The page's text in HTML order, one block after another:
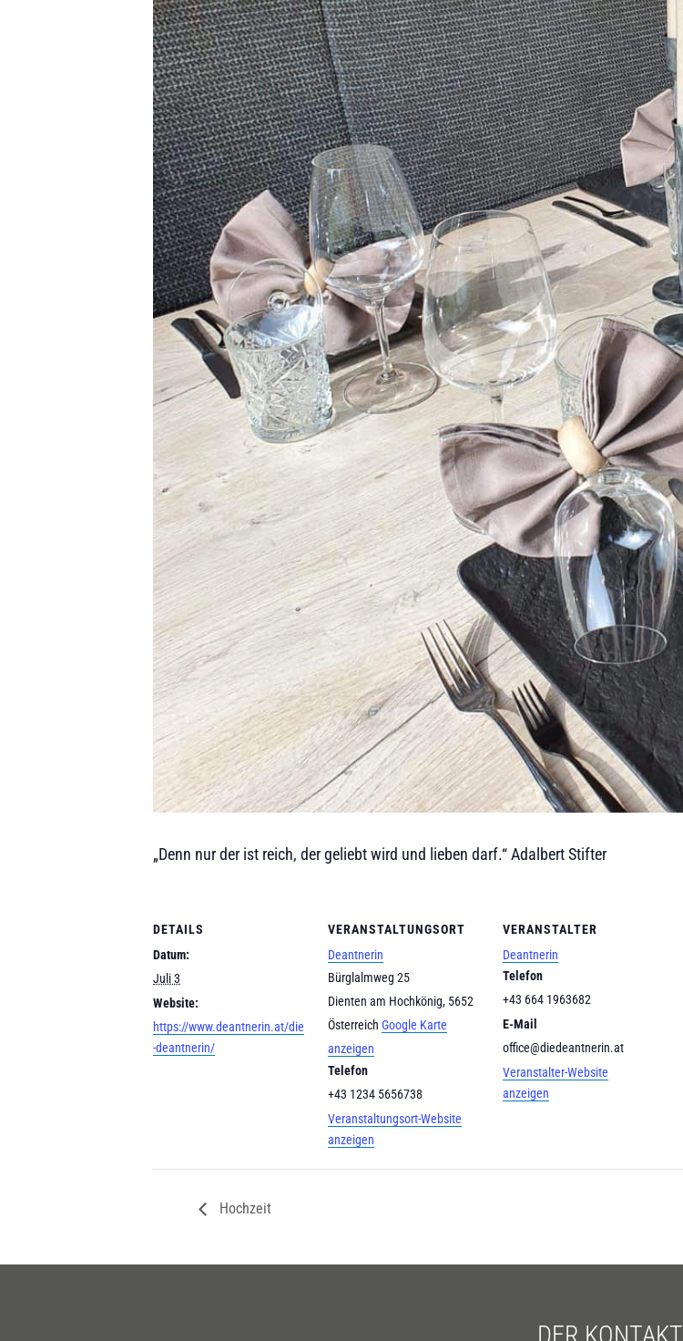
„Denn nur der ist reich, der geliebt wird und lieben darf.“ Adalbert Stifter
DETAILS
Datum:
Juli 3
Website:
https://www.deantnerin.at/die
-deantnerin/
VERANSTALTUNGSORT
Deantnerin
Bürglalmweg 25
Dienten am Hochkönig, 5652
Österreich Google Karte
anzeigen
Telefon
+43 1234 5656738
Veranstaltungsort-Website
anzeigen
VERANSTALTER
Deantnerin
Telefon
+43 664 1963682
E-Mail
office@diedeantnerin.at
Veranstalter-Website
anzeigen
Hochzeit